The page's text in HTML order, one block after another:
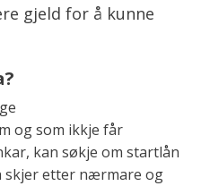
gjeld for å kunne
og som ikkje får
kan søkje om startlån
skjer etter nærmare og